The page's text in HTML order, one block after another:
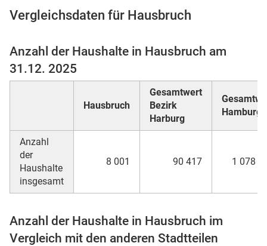
Vergleichsdaten für Hausbruch
Anzahl der Haushalte in Hausbruch am
31.12. 2025
Hausbruch
Gesamtwert
Bezirk
Harburg
Hamburg
Anzahl
der
Haushalte
insgesamt
8 001 90 417 1 078
Anzahl der Haushalte in Hausbruch im
Vergleich mit den anderen Stadtteilen